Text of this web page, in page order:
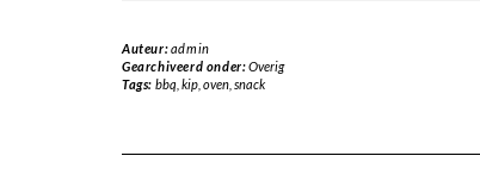
Auteur:admin
Gearchiveerd onder:Overig
Tags: bbq kip, oven, snack